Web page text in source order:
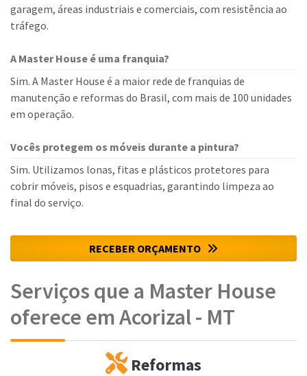
garagem, áreas industriais e comerciais, com resistência ao
tráfego.
A Master House é uma franquia?
Sim. A Master House é a maior rede de franquias de
manutenção e reformas do Brasil, com mais de 100 unidades
em operação.
Vocês protegem os móveis durante a pintura?
Sim. Utilizamos lonas, fitas e plásticos protetores para
cobrir móveis, pisos e esquadrias, garantindo limpeza ao
final do serviço.
RECEBER ORÇAMENTO
Serviços que a Master House
oferece em Acorizal - MT
Reformas